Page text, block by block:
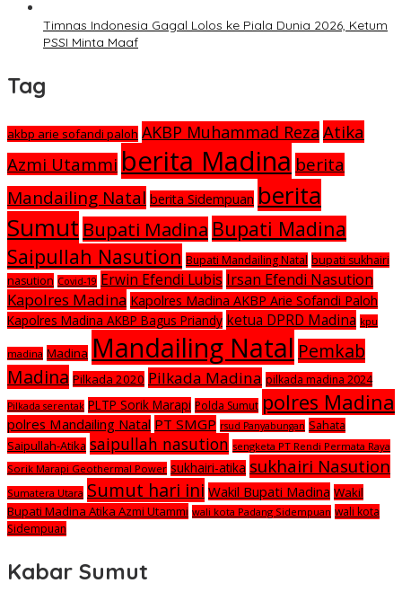
Timnas Indonesia Gagal Lolos ke Piala Dunia 2026, Ketum
PSSI Minta Maaf
Tag
akbp arie sofandi paloh AKBP Muhammad Reza Atika
Azmi Utammi berita Madina berita
Mandailing Natal berita Sidempuan berita
Sumut Bupati Madina Bupati Madina
Saipullah Nasution Bupati Mandailing Natal bupati sukhairi
nasution Covid-19 Erwin Efendi Lubis Irsan Efendi Nasution
Kapolres Madina Kapolres Madina AKBP Arie Sofandi Paloh
Kapolres Madina AKBP Bagus Priandy ketua DPRD Madina kpu
madina Madina Mandailing Natal Pemkab
Madina Pilkada 2020 Pilkada Madina pilkada madina 2024
Pilkada serentak PLTP Sorik Marapi Polda Sumut polres Madina
polres Mandailing Natal PT SMGP rsud Panyabungan Sahata
Saipullah-Atika saipullah nasution sengketa PT Rendi Permata Raya
Sorik Marapi Geothermal Power sukhairi-atika sukhairi Nasution
Sumatera Utara Sumut hari ini Wakil Bupati Madina Wakil
Bupati Madina Atika Azmi Utammi wali kota Padang Sidempuan wali kota
Sidempuan
Kabar Sumut